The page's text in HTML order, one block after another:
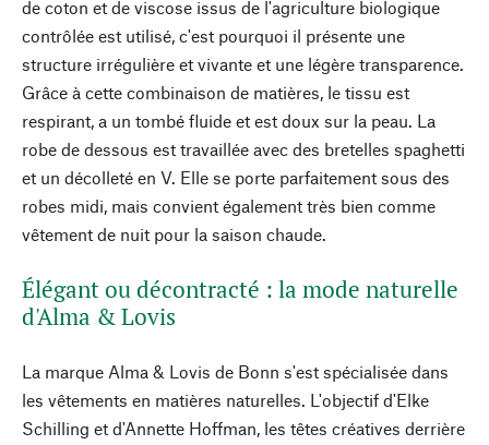
de coton et de viscose issus de l'agriculture biologique
contrôlée est utilisé, c'est pourquoi il présente une
structure irrégulière et vivante et une légère transparence.
Grâce à cette combinaison de matières, le tissu est
respirant, a un tombé fluide et est doux sur la peau. La
robe de dessous est travaillée avec des bretelles spaghetti
et un décolleté en V. Elle se porte parfaitement sous des
robes midi, mais convient également très bien comme
vêtement de nuit pour la saison chaude.
Élégant ou décontracté : la mode naturelle
d'Alma & Lovis
La marque Alma & Lovis de Bonn s'est spécialisée dans
les vêtements en matières naturelles. L'objectif d'Elke
Schilling et d'Annette Hoffman, les têtes créatives derrière